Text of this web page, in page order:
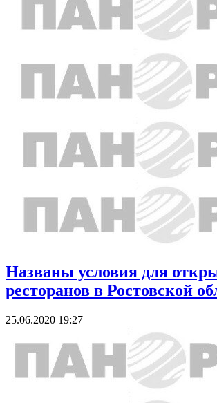
Названы условия для
ресторанов в Ростовской
25.06.2020 19:27